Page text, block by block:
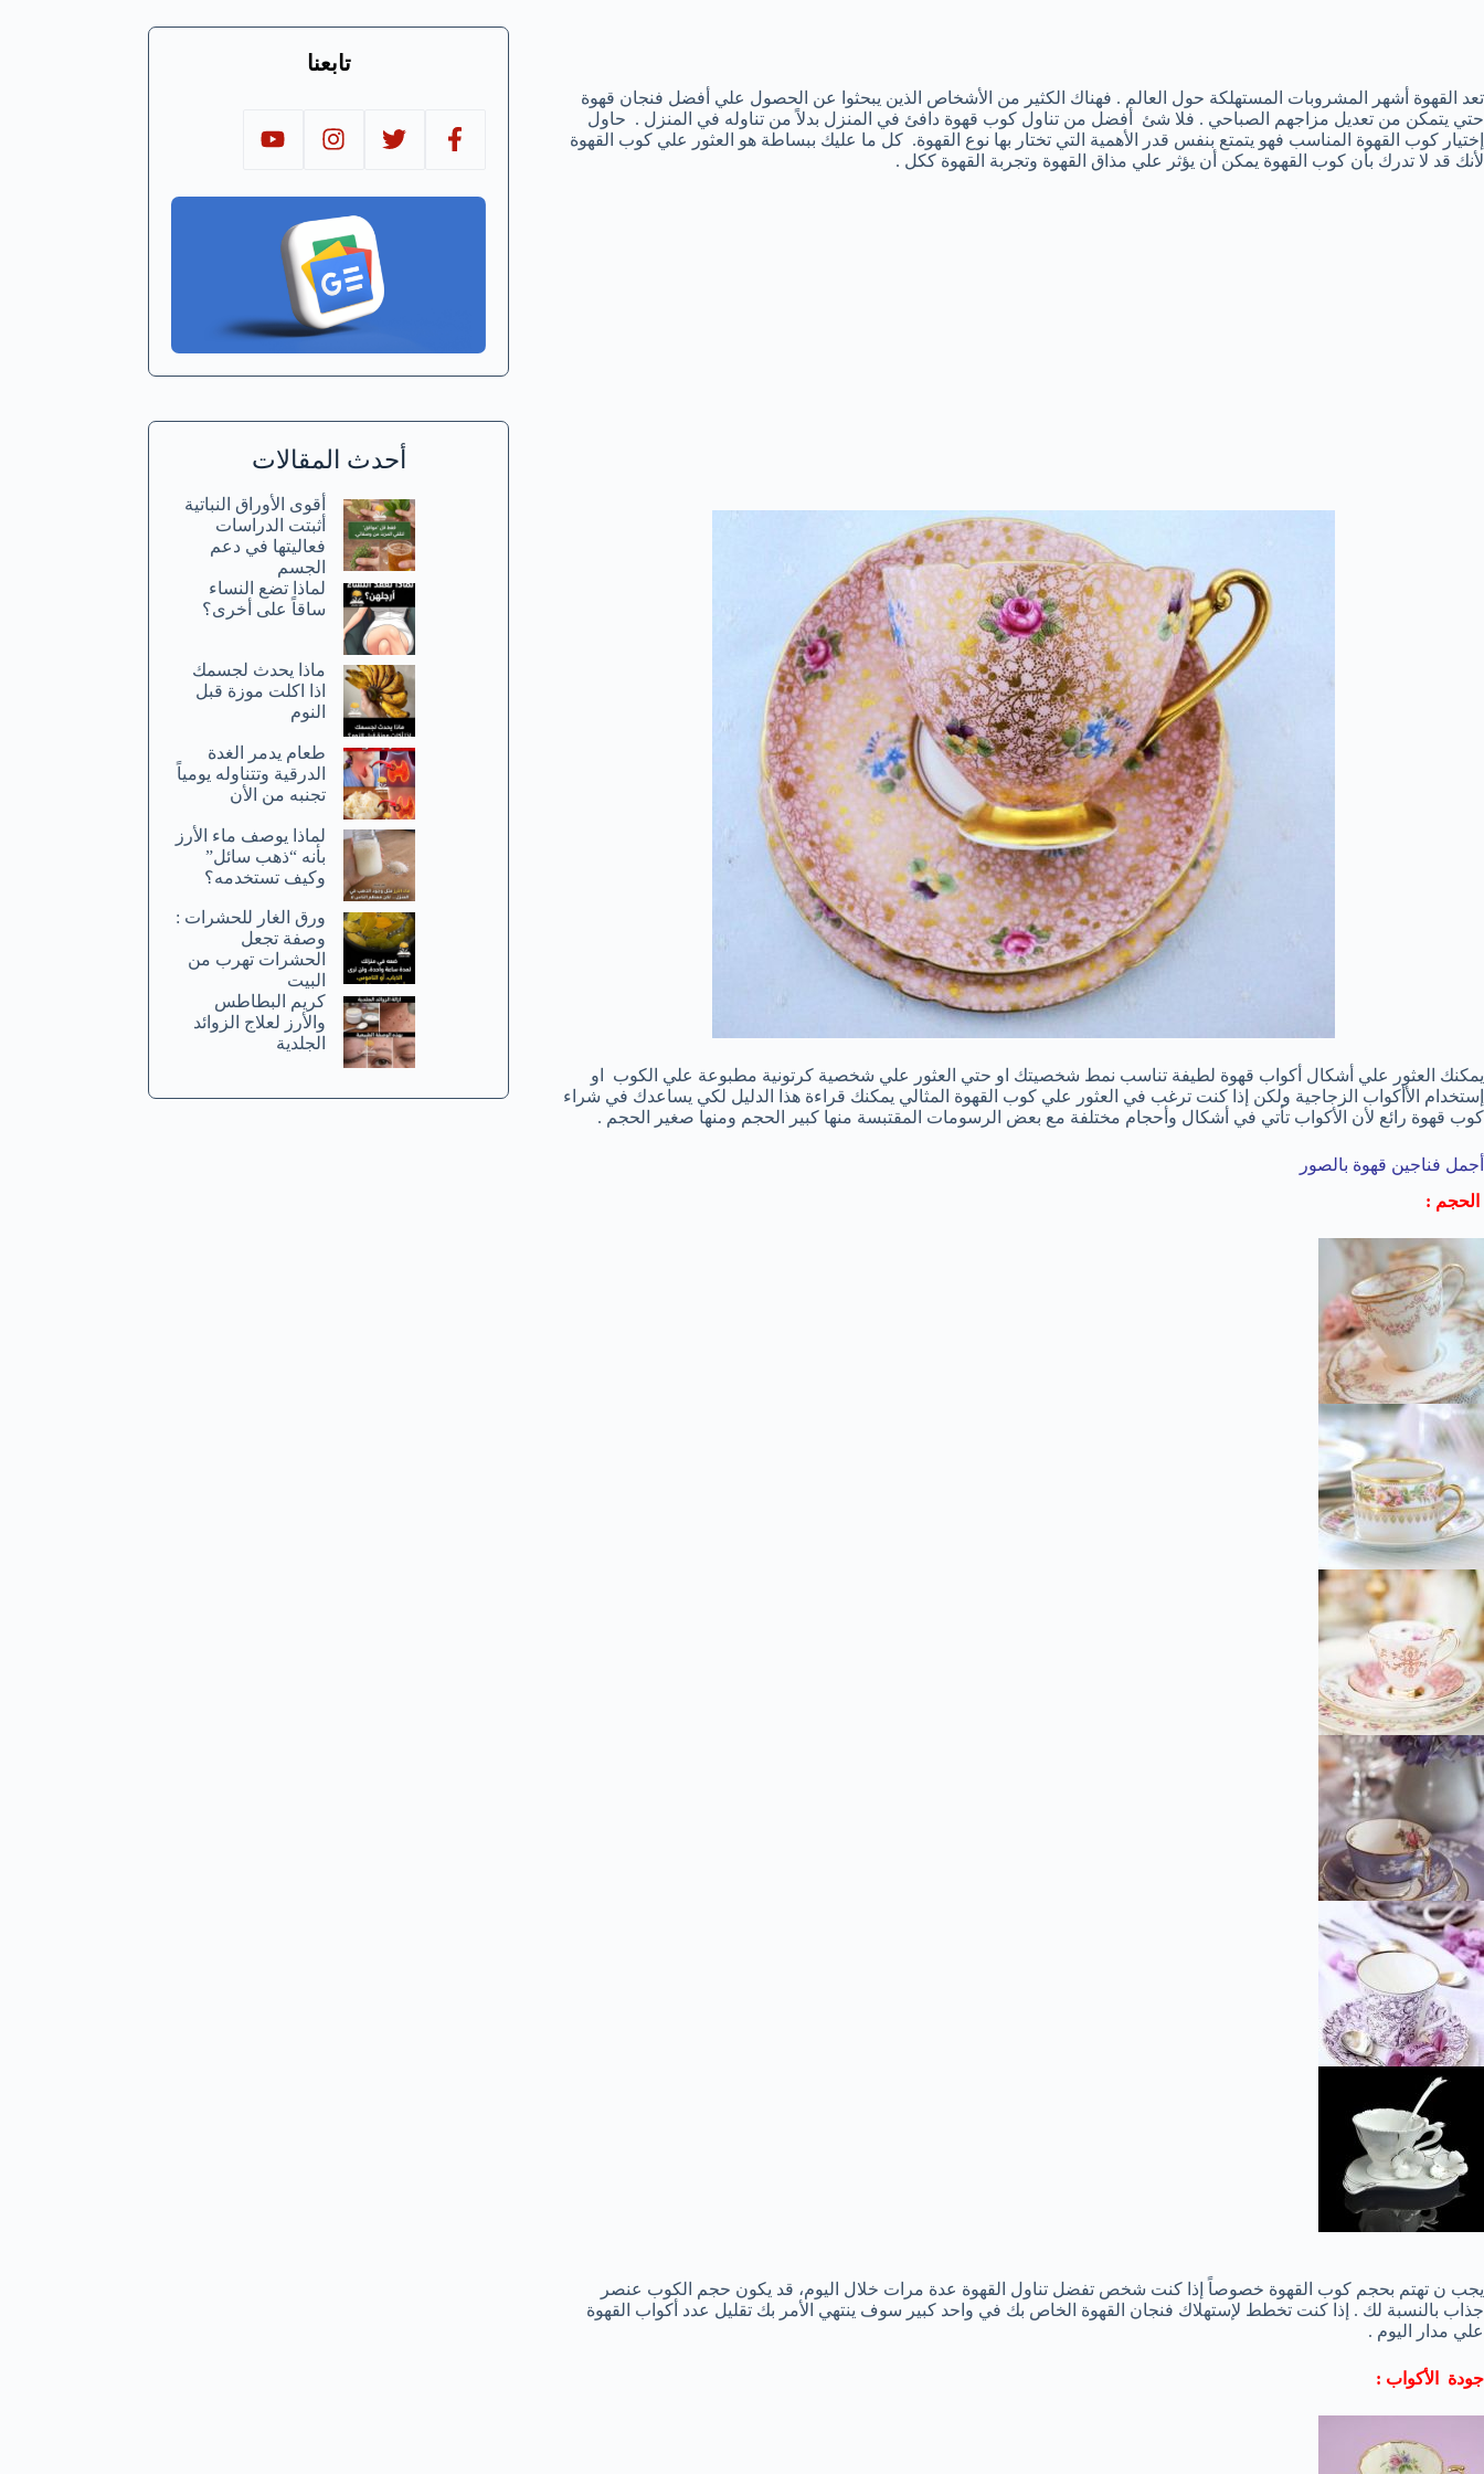
تعد القهوة أشهر المشروبات المستهلكة حول العالم . فهناك الكثير من الأشخاص الذين يبحثوا عن الحصول علي أفضل فنجان قهوة
حتي يتمكن من تعديل مزاجهم الصباحي . فلا شئ أفضل من تناول كوب قهوة دافئ في المنزل بدلاً من تناوله في المنزل . حاول
إختيار كوب القهوة المناسب فهو يتمتع بنفس قدر الأهمية التي تختار بها نوع القهوة. كل ما عليك ببساطة هو العثور علي كوب القهوة
لأنك قد لا تدرك بأن كوب القهوة يمكن أن يؤثر علي مذاق القهوة وتجربة القهوة ككل .
يمكنك العثور علي أشكال أكواب قهوة لطيفة تناسب نمط شخصيتك او حتي العثور علي شخصية كرتونية مطبوعة علي الكوب او
إستخدام الأأكواب الزجاجية ولكن إذا كنت ترغب في العثور علي كوب القهوة المثالي يمكنك قراءة هذا الدليل لكي يساعدك في شراء
كوب قهوة رائع لأن الأكواب تأتي في أشكال وأحجام مختلفة مع بعض الرسومات المقتبسة منها كبير الحجم ومنها صغير الحجم .
أجمل فناجين قهوة بالصور
الحجم :
يجب ن تهتم بحجم كوب القهوة خصوصاً إذا كنت شخص تفضل تناول القهوة عدة مرات خلال اليوم، قد يكون حجم الكوب عنصر
جذاب بالنسبة لك . إذا كنت تخطط لإستهلاك فنجان القهوة الخاص بك في واحد كبير سوف ينتهي الأمر بك تقليل عدد أكواب القهوة
علي مدار اليوم .
جودة الأكواب :
تابعنا
أحدث المقالات
أقوى الأوراق النباتية
أثبتت الدراسات
فعاليتها في دعم
الجسم
لماذا تضع النساء
ساقاً على أخرى؟
ماذا يحدث لجسمك
اذا اكلت موزة قبل
النوم
طعام يدمر الغدة
الدرقية وتتناوله يومياً
تجنبه من الأن
لماذا يوصف ماء الأرز
بأنه “ذهب سائل”
وكيف تستخدمه؟
ورق الغار للحشرات :
وصفة تجعل
الحشرات تهرب من
البيت
كريم البطاطس
والأرز لعلاج الزوائد
الجلدية